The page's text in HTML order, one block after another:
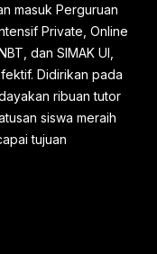
masuk Perguruan
Private, Online
dan SIMAK UI,
Didirikan pada
ribuan tutor
siswa meraih
tujuan